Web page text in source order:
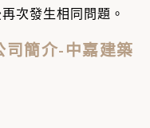
次發生相同問題。
簡介-中嘉建築